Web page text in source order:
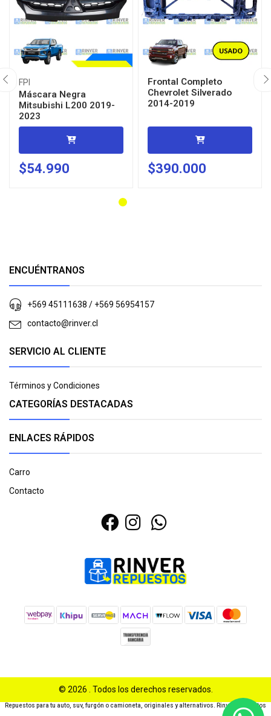
FPI
Máscara Negra
Mitsubishi L200 2019-
2023
$54.990
Frontal Completo
Chevrolet Silverado
2014-2019
$390.000
ENCUÉNTRANOS
+569 45111638 / +569 56954157
contacto@rinver.cl
SERVICIO AL CLIENTE
Términos y Condiciones
CATEGORÍAS DESTACADAS
ENLACES RÁPIDOS
Carro
Contacto
© 2026 . Todos los derechos reservados.
Repuestos para tu auto, suv, furgón o camioneta, originales y alternativos. Rinver Repuestos